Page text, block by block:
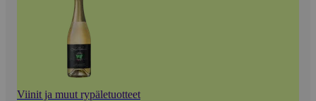
Viinit ja muut rypäletuotteet